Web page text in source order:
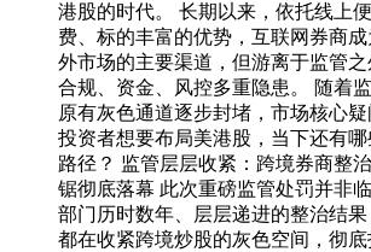
港股的时代。 长期以来，依托线上
费、标的丰富的优势，互联网券商
外市场的主要渠道，但游离于监管
合规、资金、风控多重隐患。 随着
原有灰色通道逐步封堵，市场核心
投资者想要布局美港股，当下还有
路径？ 监管层层收紧：跨境券商整
锯彻底落幕 此次重磅监管处罚并非
部门历时数年、层层递进的整治结
都在收紧跨境炒股的灰色空间，彻